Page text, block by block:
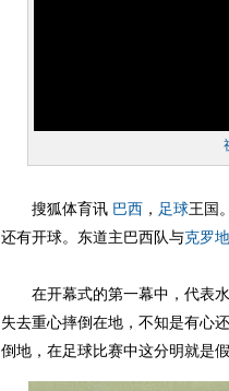
搜狐体育讯 巴西 ， 足球王国
还有开球。东道主巴西队与克罗
在开幕式的第一幕中，代表水
失去重心摔倒在地，不知是有心
倒地，在足球比赛中这分明就是假